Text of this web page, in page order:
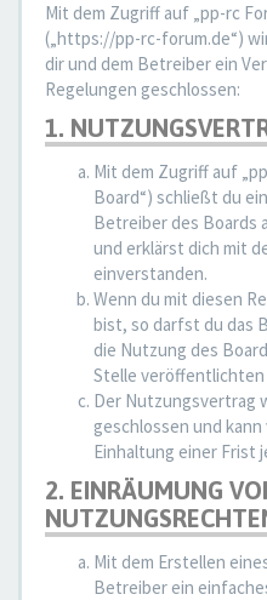
Mit dem Zugriff auf „pp-rc
(„https://pp-rc-forum.de“)
dir und dem Betreiber ein
Regelungen geschlossen:
1.
Mit dem Zugriff auf
Board“) schließt du
Betreiber des Boards
und erklärst dich mit
einverstanden.
Wenn du mit diesen
bist, so darfst du das
die Nutzung des
Stelle veröffentlichten
Der Nutzungsvertrag
geschlossen und
Einhaltung einer Frist
2. EINRÄUMUNG
Mit dem Erstellen
Betreiber ein